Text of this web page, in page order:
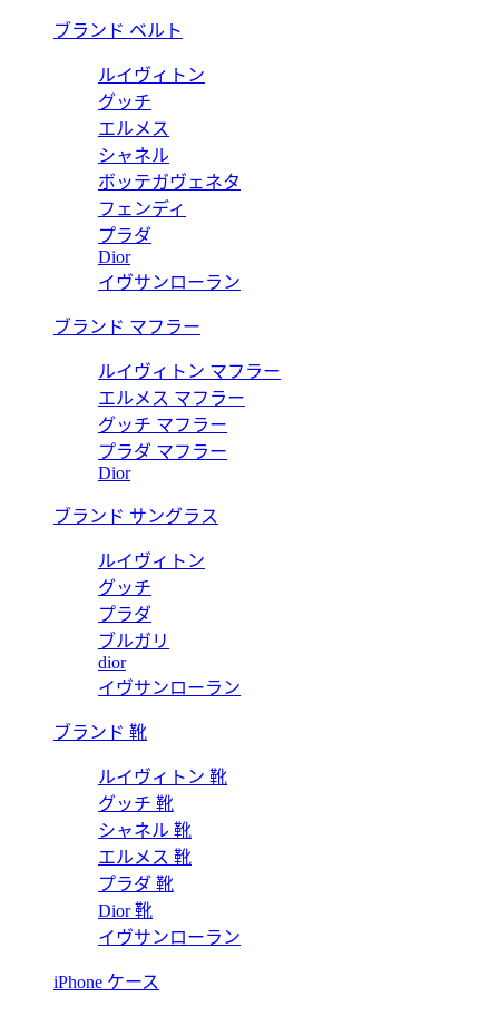
ブランド ベルト
ルイヴィトン
グッチ
エルメス
シャネル
ボッテガヴェネタ
フェンディ
プラダ
Dior
イヴサンローラン
ブランド マフラー
ルイヴィトン マフラー
エルメス マフラー
グッチ マフラー
プラダ マフラー
Dior
ブランド サングラス
ルイヴィトン
グッチ
プラダ
ブルガリ
dior
イヴサンローラン
ブランド 靴
ルイヴィトン 靴
グッチ 靴
シャネル 靴
エルメス 靴
プラダ 靴
Dior 靴
イヴサンローラン
iPhone ケース